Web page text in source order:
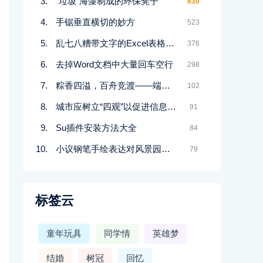
手锯垂直横切的妙方 523
乱七八糟带文字的Excel表格批量求和方法 376
去掉Word文档中大量回车空行 298
粽香四溢，百舟竞渡――端午安康 102
城市应树立“四观”以促进信息消费 91
Su插件安装方法大全 84
小议钢笔手绘表达对风景园林设计能力养成的意义 79
标签云
童年玩具 同学情 英雄梦
结婚 树冠 回忆